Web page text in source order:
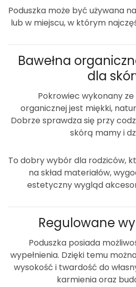
Poduszka może być używana
lub w miejscu, w którym
Bawełna
dla
Pokrowiec wykonany ze
organicznejjest miękki,
Dobrze sprawdza się przy
skórą mamy i
To dobry wybór dla rodziców,
na skład materiałów,
estetyczny wygląd
Regulowane
Poduszka posiada
wypełnienia. Dzięki temu
wysokość i twardość do
karmienia oraz